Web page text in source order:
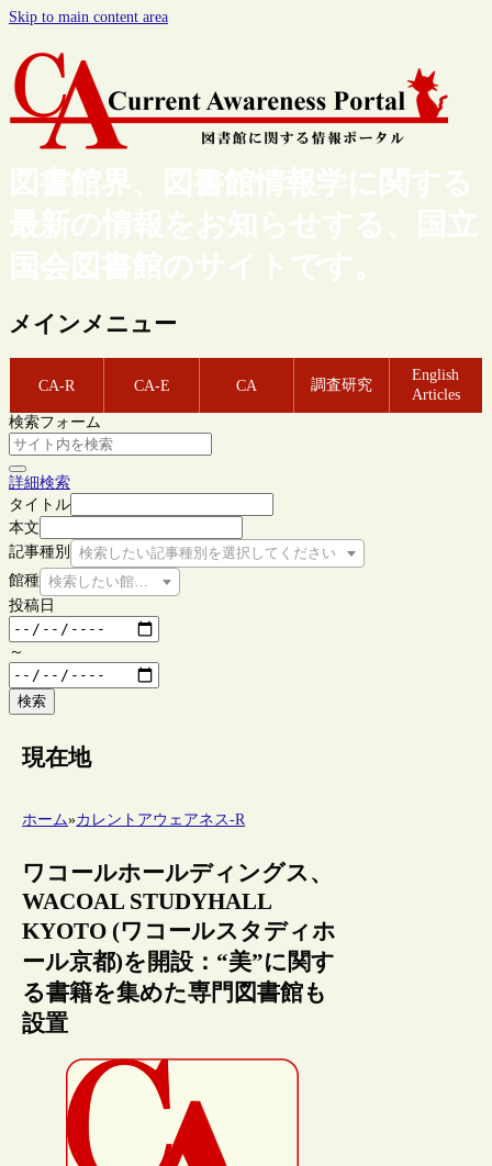
Skip to main content area
図書館界、図書館情報学に関する
最新の情報をお知らせする、国立
国会図書館のサイトです。
メインメニュー
CA-R CA-E CA 調査研究
English
Articles
検索フォーム
詳細検索
タイトル
本文
記事種別
検索したい記事種別を選択してください
館種 検索したい館種を選択してください
投稿日
～
検索
現在地
ホーム»カレントアウェアネス-R
ワコールホールディングス、
WACOAL STUDYHALL
KYOTO (ワコールスタディホ
ール京都)を開設：“美”に関す
る書籍を集めた専門図書館も
設置